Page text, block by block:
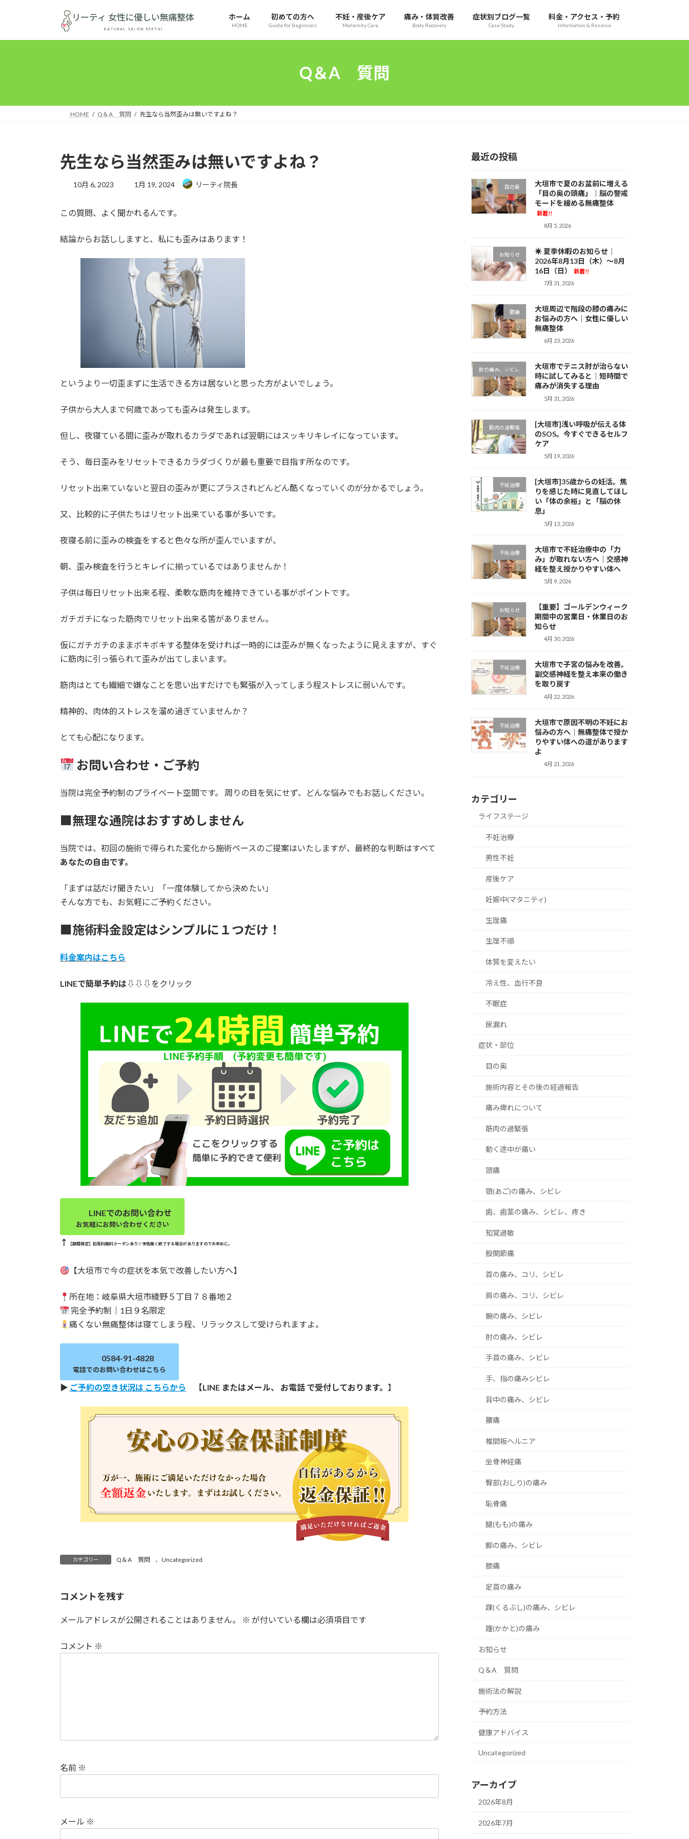
ン
ッ
ー
移
ホーム
HOME
初めての方へ
Guide for Beginners
不妊・産後ケア
Maternity Care
痛み・体質改善
Body Recovery
症状別ブログ一覧
Case Study
料金・アクセス・予約
Information & Reserve
Q＆A 質問
HOME Q＆A 質問 先生なら当然歪みは無いですよね？
先生なら当然歪みは無いですよね？
10月 6, 2023
最
新
時
1月 19, 2024 リーティ院長
この質問、よく聞かれるんです。
結論からお話ししますと、私にも歪みはあります！
というより一切歪まずに生活できる方は居ないと思った方がよいでしょう。
子供から大人まで何歳であっても歪みは発生します。
但し、夜寝ている間に歪みが取れるカラダであれば翌朝にはスッキリキレイになっています。
そう、毎日歪みをリセットできるカラダづくりが最も重要で目指す所なのです。
リセット出来ていないと翌日の歪みが更にプラスされどんどん酷くなっていくのが分かるでしょう。
又、比較的に子供たちはリセット出来ている事が多いです。
夜寝る前に歪みの検査をすると色々な所が歪んでいますが、
朝、歪み検査を行うとキレイに揃っているではありませんか！
子供は毎日リセット出来る程、柔軟な筋肉を維持できている事がポイントです。
ガチガチになった筋肉でリセット出来る筈がありません。
仮にガチガチのままボキボキする整体を受ければ一時的には歪みが無くなったように見えますが、すぐ
に筋肉に引っ張られて歪みが出てしまいます。
筋肉はとても繊細で嫌なことを思い出すだけでも緊張が入ってしまう程ストレスに弱いんです。
精神的、肉体的ストレスを溜め過ぎていませんか？
とても心配になります。
お問い合わせ・ご予約
当院は完全予約制のプライベート空間です。 周りの目を気にせず、どんな悩みでもお話しください。
■無理な通院はおすすめしません
当院では、初回の施術で得られた変化から施術ペースのご提案はいたしますが、最終的な判断はすべて
あなたの自由です。
「まずは話だけ聞きたい」「一度体験してから決めたい」
そんな方でも、お気軽にご予約ください。
■施術料金設定はシンプルに１つだけ！
料金案内はこちら
LINEで簡単予約は⇩⇩⇩をクリック
LINEでのお問い合わせ
お気軽にお問い合わせください
↑ 【期間限定】初見料無料クーポンあり※予告無く終了する場合がありますのでお早めに。
【大垣市で今の症状を本気で改善したい方へ】
所在地：岐阜県大垣市綾野５丁目７８番地２
完全予約制｜1日９名限定
痛くない無痛整体は寝てしまう程、リラックスして受けられますよ。
0584-91-4828
電話でのお問い合わせはこちら
▶ ご予約の空き状況は こちらから 【LINE またはメール、 お電話 で受付しております。 】
カテゴリー Q＆A 質問 、 Uncategorized
コメントを残す
メールアドレスが公開されることはありません。 ※ が付いている欄は必須項目です
コメント ※
名前 ※
メール ※
最近の投稿
目の奥
大垣市で夏のお盆前に増える
「目の奥の頭痛」｜脳の警戒
モードを緩める無痛整体
新着!!
8月 5, 2026
お知らせ
☀ 夏季休暇のお知らせ｜
2026年8月13日（木）～8月
16日（日）
新着!!
7月 31, 2026
膝痛
大垣周辺で階段の膝の痛みに
お悩みの方へ｜女性に優しい
無痛整体
6月 23, 2026
肘の痛み、シビレ
大垣市でテニス肘が治らない
時に試してみると｜短時間で
痛みが消失する理由
5月 31, 2026
筋肉の過緊張
[大垣市]浅い呼吸が伝える体
のSOS。今すぐできるセルフ
ケア
5月 19, 2026
不妊治療
[大垣市]35歳からの妊活。焦
りを感じた時に見直してほし
い「体の余裕」と「脳の休
息」
5月 13, 2026
不妊治療
大垣市で不妊治療中の「力
み」が取れない方へ｜交感神
経を整え授かりやすい体へ
5月 9, 2026
お知らせ
【重要】ゴールデンウィーク
期間中の営業日・休業日のお
知らせ
4月 30, 2026
不妊治療
大垣市で子宮の悩みを改善。
副交感神経を整え本来の働き
を取り戻す
4月 22, 2026
不妊治療
大垣市で原因不明の不妊にお
悩みの方へ｜無痛整体で授か
りやすい体への道があります
よ
4月 21, 2026
カテゴリー
ライフステージ
不妊治療
男性不妊
産後ケア
妊娠中(マタニティ)
生理痛
生理不順
体質を変えたい
冷え性、血行不良
不眠症
尿漏れ
症状・部位
目の奥
施術内容とその後の経過報告
痛み痺れについて
筋肉の過緊張
動く途中が痛い
頭痛
顎(あご)の痛み、シビレ
歯、歯茎の痛み、シビレ、疼き
知覚過敏
股関節痛
首の痛み、コリ、シビレ
肩の痛み、コリ、シビレ
腕の痛み、シビレ
肘の痛み、シビレ
手首の痛み、シビレ
手、指の痛みシビレ
背中の痛み、シビレ
腰痛
椎間板ヘルニア
坐骨神経痛
臀部(おしり)の痛み
恥骨痛
腿(もも)の痛み
脚の痛み、シビレ
膝痛
足首の痛み
踝(くるぶし)の痛み、シビレ
踵(かかと)の痛み
お知らせ
Q＆A 質問
施術法の解説
予約方法
健康アドバイス
Uncategorized
アーカイブ
2026年8月
2026年7月